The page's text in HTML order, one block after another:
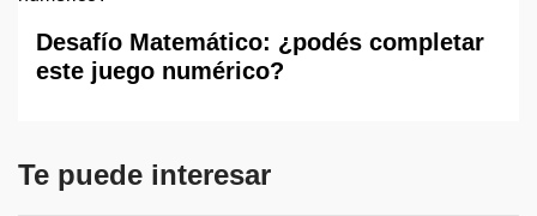
Desafío Matemático: ¿podés completar
este juego numérico?
Te puede interesar